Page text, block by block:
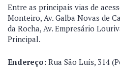
Entre as principais vias de
Monteiro, Av. Galba Novas de
da Rocha, Av. Empresário
Principal.
Endereço: Rua São Luís, 314